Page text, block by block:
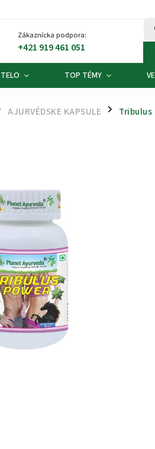
Zákaznícka podpora:
+421 919 461 051
TOP TÉMY
AJURVÉDSKE KAPSULE